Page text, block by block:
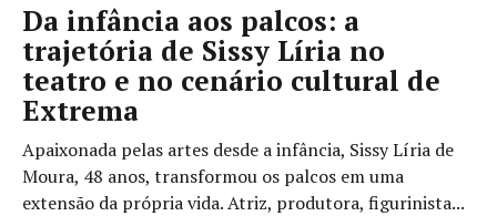
Da infância aos palcos: a
trajetória de Sissy Líria no
teatro e no cenário cultural de
Extrema
Apaixonada pelas artes desde a infância, Sissy Líria de
Moura, 48 anos, transformou os palcos em uma
extensão da própria vida. Atriz, produtora, figurinista...